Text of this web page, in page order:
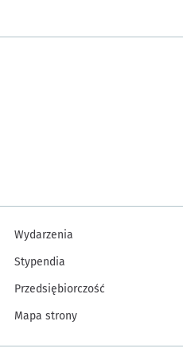
Wydarzenia
Stypendia
Przedsiębiorczość
Mapa strony